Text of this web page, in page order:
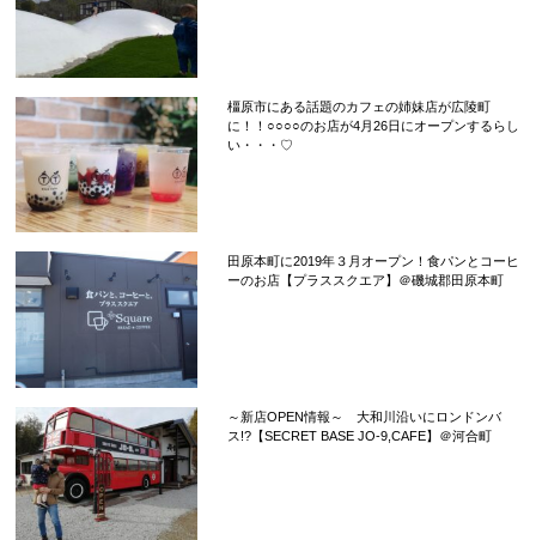
橿原市にある話題のカフェの姉妹店が広陵町
に！！○○○○のお店が4月26日にオープンするらし
い・・・♡
田原本町に2019年３月オープン！食パンとコーヒ
ーのお店【プラススクエア】＠磯城郡田原本町
～新店OPEN情報～ 大和川沿いにロンドンバ
ス!?【SECRET BASE JO-9,CAFE】＠河合町